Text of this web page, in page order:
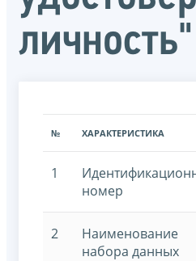
личность"
№ ХАРАКТЕРИСТИКА
1
номер
2
Наименование
набора данных